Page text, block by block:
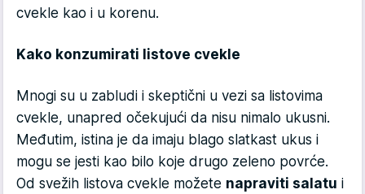
cvekle kao i u korenu.
Kako konzumirati listove cvekle
Mnogi su u zabludi i skeptični u vezi sa listovima
cvekle, unapred očekujući da nisu nimalo ukusni.
Međutim, istina je da imaju blago slatkast ukus i
mogu se jesti kao bilo koje drugo zeleno povrće.
Od svežih listova cvekle možete napraviti salatu i